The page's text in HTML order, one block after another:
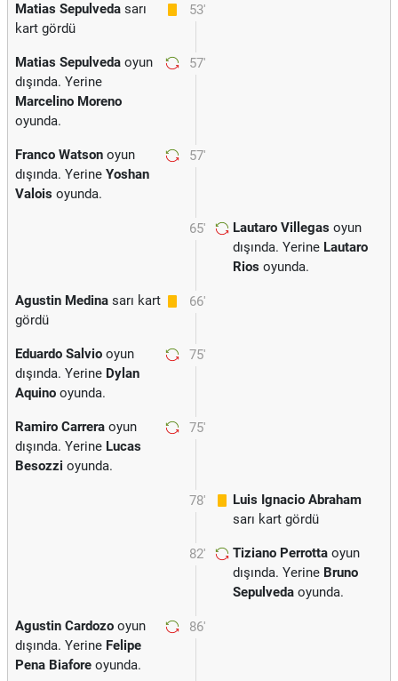
53'
Matias Sepulveda sarı
kart gördü
57'
Matias Sepulveda oyun
dışında. Yerine
Marcelino Moreno
oyunda.
57'
Franco Watson oyun
dışında. Yerine Yoshan
Valois oyunda.
65' Lautaro Villegas oyun
dışında. Yerine Lautaro
Rios oyunda.
66'
Agustin Medina sarı kart
gördü
75'
Eduardo Salvio oyun
dışında. Yerine Dylan
Aquino oyunda.
75'
Ramiro Carrera oyun
dışında. Yerine Lucas
Besozzi oyunda.
78'
Luis Ignacio Abraham
sarı kart gördü
82' Tiziano Perrotta oyun
dışında. Yerine Bruno
Sepulveda oyunda.
86'
Agustin Cardozo oyun
dışında. Yerine Felipe
Pena Biafore oyunda.